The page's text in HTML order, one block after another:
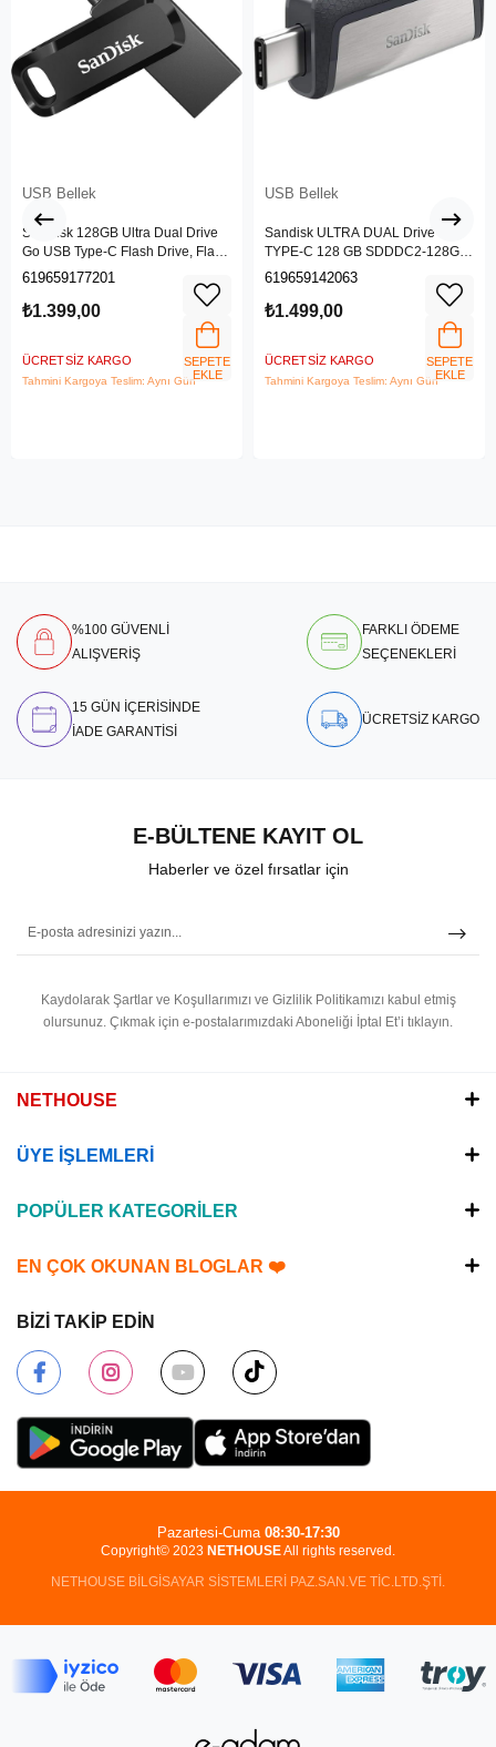
USB Bellek
SanDisk 128GB Ultra Dual Drive
Go USB Type-C Flash Drive, Flash
Sürücü SDDDC3-128G-G46
619659177201
₺1.399,00
ÜCRETSIZ KARGO
Tahmini Kargoya Teslim: Aynı Gün
SEPETE
EKLE
USB Bellek
Sandisk ULTRA DUAL Drive
TYPE-C 128 GB SDDDC2-128G-
G46
619659142063
₺1.499,00
ÜCRETSIZ KARGO
Tahmini Kargoya Teslim: Aynı Gün
SEPETE
EKLE
%100 GÜVENLİ
ALIŞVERİŞ
FARKLI ÖDEME
SEÇENEKLERİ
15 GÜN İÇERİSİNDE
İADE GARANTİSİ
ÜCRETSİZ KARGO
E-BÜLTENE KAYIT OL
Haberler ve özel fırsatlar için
Kaydolarak Şartlar ve Koşullarımızı ve Gizlilik Politikamızı kabul etmiş
olursunuz. Çıkmak için e-postalarımızdaki Aboneliği İptal Et’i tıklayın.
NETHOUSE
ÜYE İŞLEMLERİ
POPÜLER KATEGORİLER
EN ÇOK OKUNAN BLOGLAR ❤️
BİZİ TAKİP EDİN
Copyright© 2023 NETHOUSEAll rights reserved.
NETHOUSE BİLGİSAYAR SİSTEMLERİ PAZ.SAN.VE TİC.LTD.ŞTİ.
Pazartesi-Cuma 08:30-17:30